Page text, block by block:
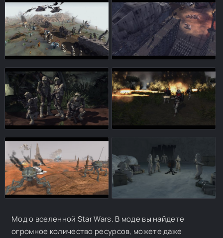
Мод о вселенной Star Wars. В моде вы найдете
огромное количество ресурсов, можете даже